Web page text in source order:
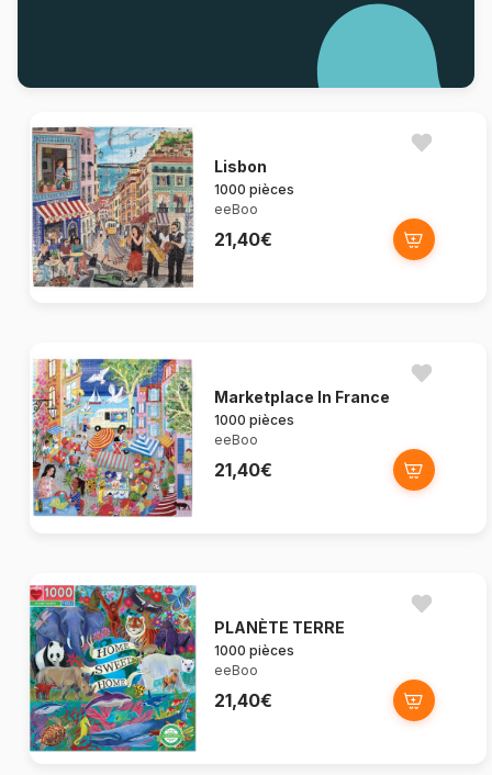
Lisbon
1000 pièces
eeBoo
21,40€
Marketplace In France
1000 pièces
eeBoo
21,40€
PLANÈTE TERRE
1000 pièces
eeBoo
21,40€